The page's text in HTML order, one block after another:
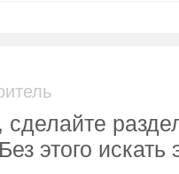
этого